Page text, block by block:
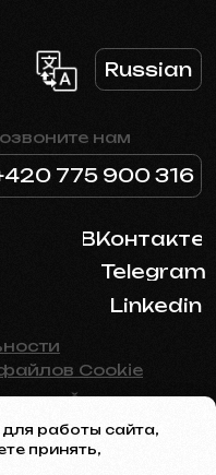
работы сайта,
принять,